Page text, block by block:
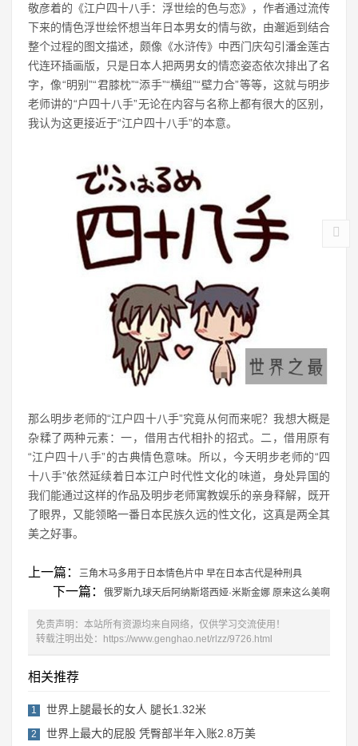
敬彦着的《江户四十八手：浮世绘的色与恋》，作者通过流传
下来的情色浮世绘怀想当年日本男女的情与欲，由邂逅到结合
整个过程的图文描述，颇像《水浒传》中西门庆勾引潘金莲古
代连环插画版，只是日本人把两男女的情恋姿态依次排出了名
字，像“明别”“君膝枕”“添手”“横组”“壁力合”等等，这就与明步
老师讲的“户四十八手”无论在内容与名称上都有很大的区别，
我认为这更接近于“江户四十八手”的本意。
那么明步老师的“江户四十八手”究竟从何而来呢？我想大概是
杂糅了两种元素：一，借用古代相扑的招式。二，借用原有
“江户四十八手”的古典情色意味。所以，今天明步老师的“四
十八手”依然延续着日本江户时代性文化的味道，身处异国的
我们能通过这样的作品及明步老师寓教娱乐的亲身释解，既开
了眼界，又能领略一番日本民族久远的性文化，这真是两全其
美之好事。
上一篇： 三角木马多用于日本情色片中 早在日本古代是种刑具
下一篇： 俄罗斯九球天后阿纳斯塔西娅·米斯金娜 原来这么美啊
免责声明：本站所有资源均来自网络，仅供学习交流使用！
转载注明出处：
https://www.genghao.net/rlzz/9726.html
相关推荐
1 世界上腿最长的女人 腿长1.32米
2 世界上最大的屁股 凭臀部半年入账2.8万美